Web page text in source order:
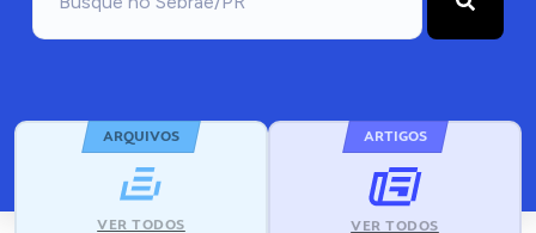
ARQUIVOS
VER TODOS
ARTIGOS
VER TODOS